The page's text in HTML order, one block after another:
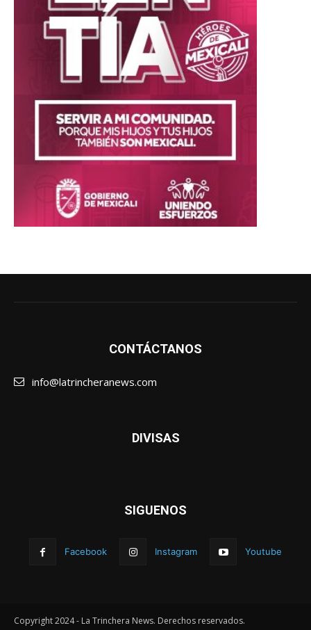
CONTÁCTANOS
info@latrincheranews.com
DIVISAS
SIGUENOS
Facebook Instagram Youtube
Copyright 2024 - La Trinchera News. Derechos reservados.